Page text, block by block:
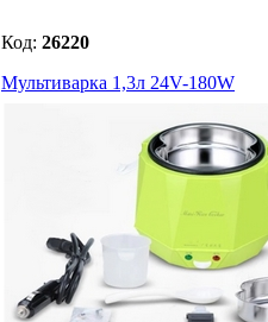
Код: 26220
Мультиварка 1,3л 24V-180W